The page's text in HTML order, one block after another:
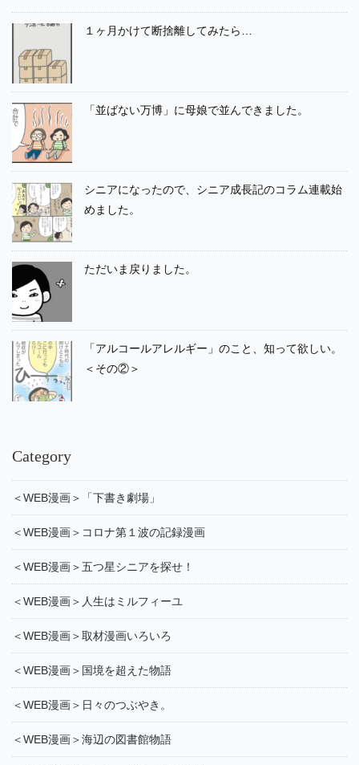
１ヶ月かけて断捨離してみたら…
「並ばない万博」に母娘で並んできました。
シニアになったので、シニア成長記のコラム連載始
めました。
ただいま戻りました。
「アルコールアレルギー」のこと、知って欲しい。
＜その②＞
Category
＜WEB漫画＞「下書き劇場」
＜WEB漫画＞コロナ第１波の記録漫画
＜WEB漫画＞五つ星シニアを探せ！
＜WEB漫画＞人生はミルフィーユ
＜WEB漫画＞取材漫画いろいろ
＜WEB漫画＞国境を超えた物語
＜WEB漫画＞日々のつぶやき。
＜WEB漫画＞海辺の図書館物語